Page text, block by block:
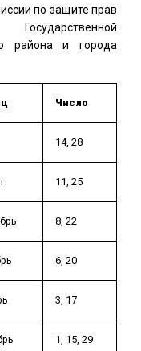
по защите прав
района и города
Число
14, 28
11, 25
8, 22
6, 20
3, 17
1, 15, 29